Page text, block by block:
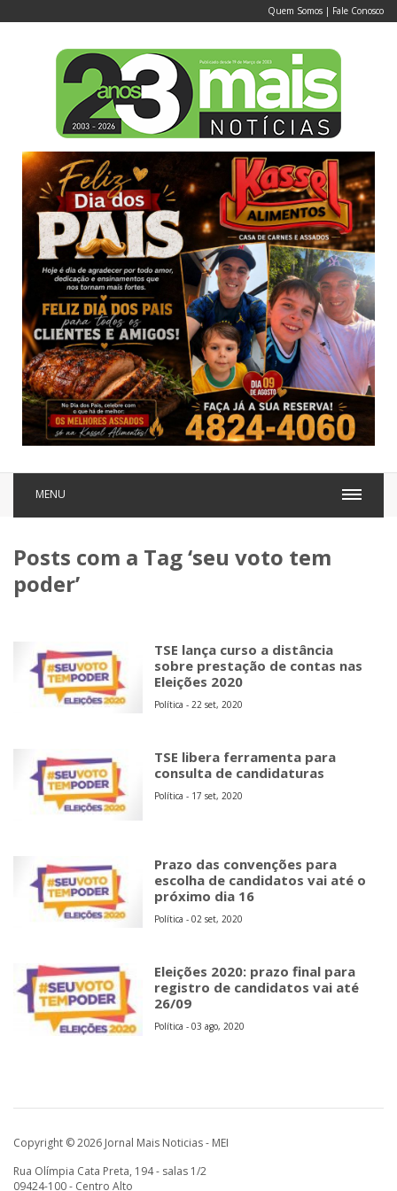
Quem Somos | Fale Conosco
MENU
Posts com a Tag ‘seu voto tem
poder’
TSE lança curso a distância
sobre prestação de contas nas
Eleições 2020
Política - 22 set, 2020
TSE libera ferramenta para
consulta de candidaturas
Política - 17 set, 2020
Prazo das convenções para
escolha de candidatos vai até o
próximo dia 16
Política - 02 set, 2020
Eleições 2020: prazo final para
registro de candidatos vai até
26/09
Política - 03 ago, 2020
Copyright © 2026 Jornal Mais Noticias - MEI
Rua Olímpia Cata Preta, 194 - salas 1/2
09424-100 - Centro Alto